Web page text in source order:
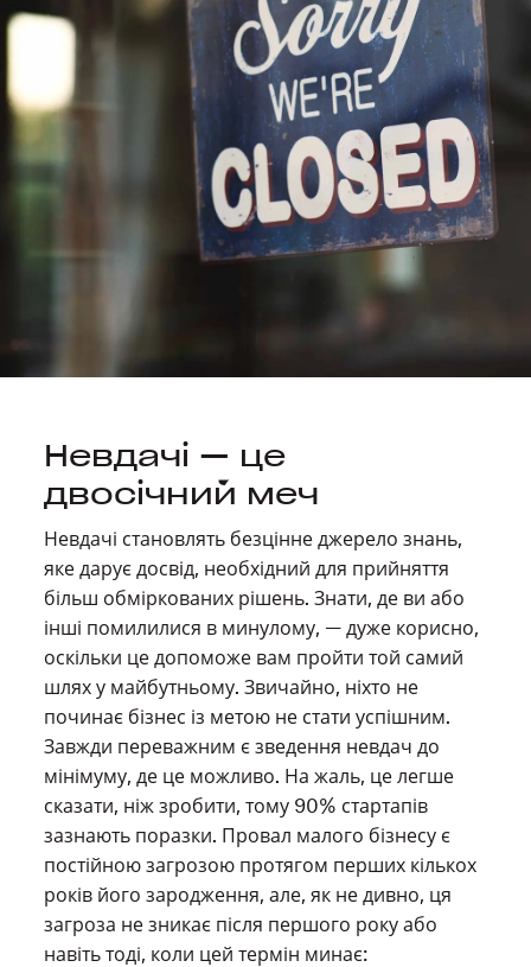
Невдачі — це
двосічний меч
Невдачі становлять безцінне джерело знань,
яке дарує досвід, необхідний для прийняття
більш обміркованих рішень. Знати, де ви або
інші помилилися в минулому, — дуже корисно,
оскільки це допоможе вам пройти той самий
шлях у майбутньому. Звичайно, ніхто не
починає бізнес із метою не стати успішним.
Завжди переважним є зведення невдач до
мінімуму, де це можливо. На жаль, це легше
сказати, ніж зробити, тому 90% стартапів
зазнають поразки. Провал малого бізнесу є
постійною загрозою протягом перших кількох
років його зародження, але, як не дивно, ця
загроза не зникає після першого року або
навіть тоді, коли цей термін минає: